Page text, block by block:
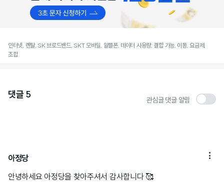
인터넷, 렌탈, SK 브로드밴드, SKT 모바일, 알뜰폰, 데이터 사용량, 결합 가능, 이동, 요금제,
조합
댓글 5 관심글 댓글 알림
아정당 
안녕하세요 아정당을 찾아주셔서 감사합니다 🥰